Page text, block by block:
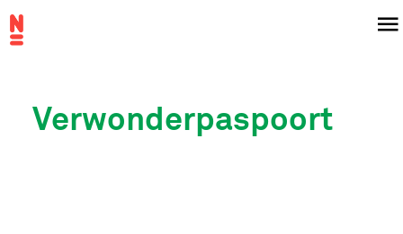
en
Menu
Verwonderpaspoort